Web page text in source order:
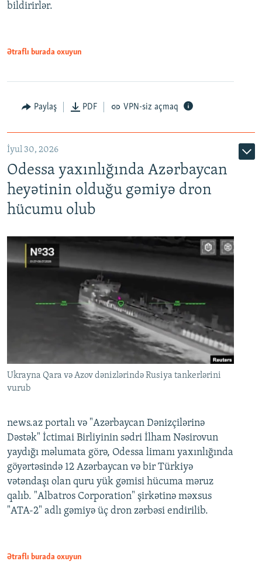
bildirirlər.
Ətraflı burada oxuyun
Paylaş PDF VPN-siz açmaq
İyul 30, 2026
Odessa yaxınlığında Azərbaycan
heyətinin olduğu gəmiyə dron
hücumu olub
Ukrayna Qara və Azov dənizlərində Rusiya tankerlərini
vurub
news.az portalı və "Azərbaycan Dənizçilərinə
Dəstək" İctimai Birliyinin sədri İlham Nəsirovun
yaydığı məlumata görə, Odessa limanı yaxınlığında
göyərtəsində 12 Azərbaycan və bir Türkiyə
vətəndaşı olan quru yük gəmisi hücuma məruz
qalıb. "Albatros Corporation" şirkətinə məxsus
"ATA-2" adlı gəmiyə üç dron zərbəsi endirilib.
Ətraflı burada oxuyun